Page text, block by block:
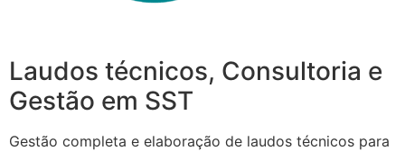
Laudos técnicos, Consultoria e
Gestão em SST
Gestão completa e elaboração de laudos técnicos para